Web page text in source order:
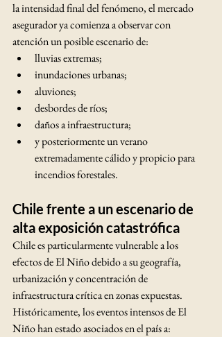
la intensidad final del fenómeno, el mercado
asegurador ya comienza a observar con
atención un posible escenario de:
lluvias extremas;
inundaciones urbanas;
aluviones;
desbordes de ríos;
daños a infraestructura;
y posteriormente un verano
extremadamente cálido y propicio para
incendios forestales.
Chile frente a un escenario de
alta exposición catastrófica
Chile es particularmente vulnerable a los
efectos de El Niño debido a su geografía,
urbanización y concentración de
infraestructura crítica en zonas expuestas.
Históricamente, los eventos intensos de El
Niño han estado asociados en el país a: